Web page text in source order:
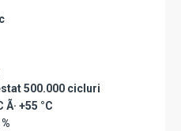
500.000 cicluri
Ã· +55 °C